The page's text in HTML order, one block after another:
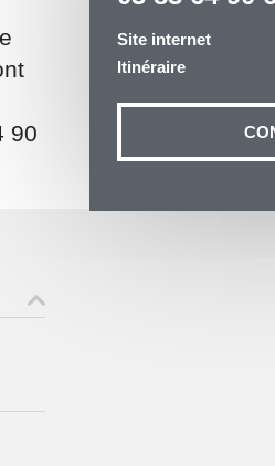
Site internet
Itinéraire
90
de votre demande
aux données
titre d’identité à
CO 90019 54035